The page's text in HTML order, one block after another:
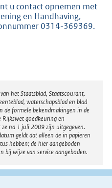
u contact opnemen met
en Handhaving,
0314-369369.
het Staatsblad, Staatscourant,
waterschapsblad en blad
de formele bekendmakingen in de
Rijkswet goedkeuring en
na 1 juli 2009 zijn uitgegeven.
geldt dat alleen de in papieren
hebben; de hier aangeboden
bij wijze van service aangeboden.